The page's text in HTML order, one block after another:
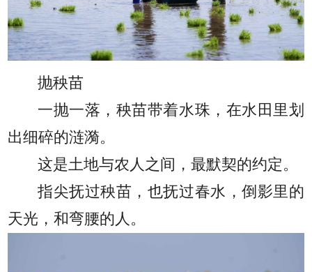
抛秧苗
一抛一落，秧苗带着水珠，在水田里划
出细碎的涟漪。
这是土地与农人之间，最默契的约定。
指尖抚过秧苗，也抚过春水，倒影里的
天光，和弯腰的人。